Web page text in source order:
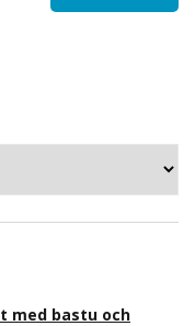
med bastu och